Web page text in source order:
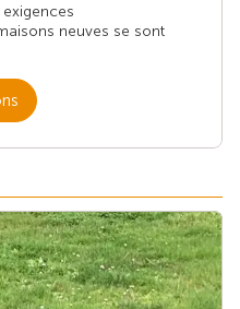
neuves se sont